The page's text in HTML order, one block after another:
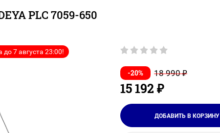
PLC 7059-650
до 7 августа 23:00!
-20% 18 990₽
15 192 ₽
ДОБАВИТЬ В КОРЗИНУ